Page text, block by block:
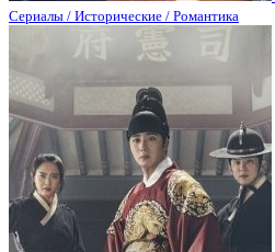
Сериалы / Исторические / Романтика